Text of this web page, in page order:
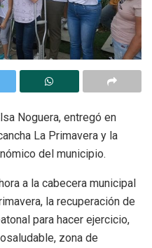
Noguera, entregó en
La Primavera y la
del municipio.
a la cabecera municipal
la recuperación de
para hacer ejercicio,
zona de